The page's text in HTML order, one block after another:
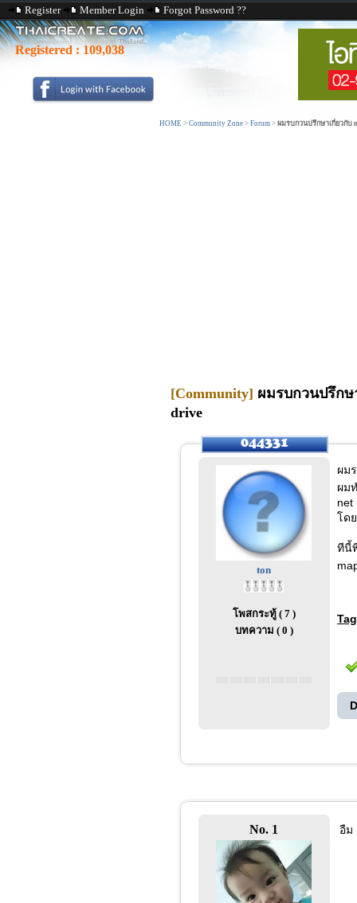
Register Member Login Forgot Password ??
Registered : 109,038
HOME > Community Zone > Forum > ผมรบกวนปรึกษาเกี่ยวกับ
[Community] ผมรบกวนปรึกษ
drive
ton
โพสกระทู้ ( 7 )
บทความ ( 0 )
ผม
ผม
net
โด
ทีนี้
Tag
No. 1 อืม